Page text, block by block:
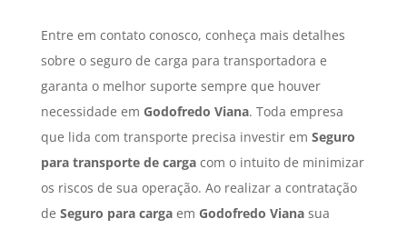
Entre em contato conosco, conheça mais detalhes
sobre o seguro de carga para transportadora e
garanta o melhor suporte sempre que houver
necessidade em Godofredo Viana. Toda empresa
que lida com transporte precisa investir em Seguro
para transporte de cargacom o intuito de minimizar
os riscos de sua operação. Ao realizar a contratação
de Seguro para cargaem Godofredo Vianasua